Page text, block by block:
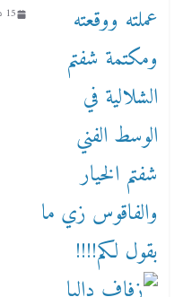
15 ديسمبر، 2023